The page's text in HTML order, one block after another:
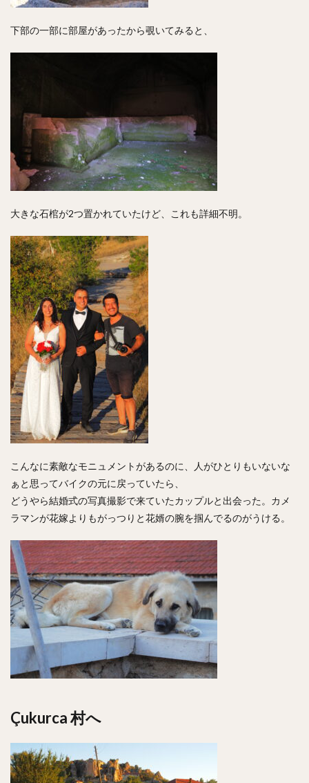
下部の一部に部屋があったから覗いてみると、
大きな石棺が2つ置かれていたけど、これも詳細不明。
こんなに素敵なモニュメントがあるのに、人がひとりもいないな
ぁと思ってバイクの元に戻っていたら、
どうやら結婚式の写真撮影で来ていたカップルと出会った。カメ
ラマンが花嫁よりもがっつりと花婿の腕を掴んでるのがうける。
Çukurca 村へ